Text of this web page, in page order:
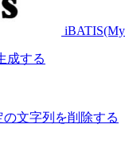
成する
文字列を削除する